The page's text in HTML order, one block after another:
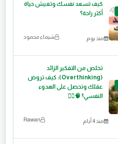
كيف تسعد نفسك وتعيش حياة
أكثر راحة؟
منذ يوم شيماء محمود
تخلص من التفكير الزائد
(Overthinking): كيف تروض
عقلك وتحصل على الهدوء
النفسي؟ 🧠🧘‍♂️
منذ 4 أيام Rawan